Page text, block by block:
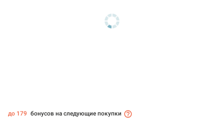
до 179 бонусов на следующие покупки